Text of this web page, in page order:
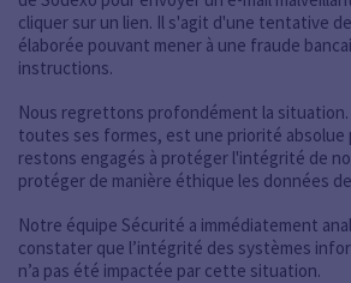
cliquer sur un lien. Il s'agit d'une tentative
élaborée pouvant mener à une fraude
instructions.
Nous regrettons profondément la
toutes ses formes, est une priorité absolue
restons engagés à protéger l'intégrité de
protéger de manière éthique les données
Notre équipe Sécurité a immédiatement
constater que l’intégrité des systèmes
n’a pas été impactée par cette situation.